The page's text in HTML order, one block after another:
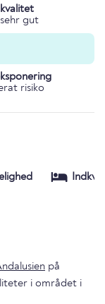
gut
risiko
på
i området i